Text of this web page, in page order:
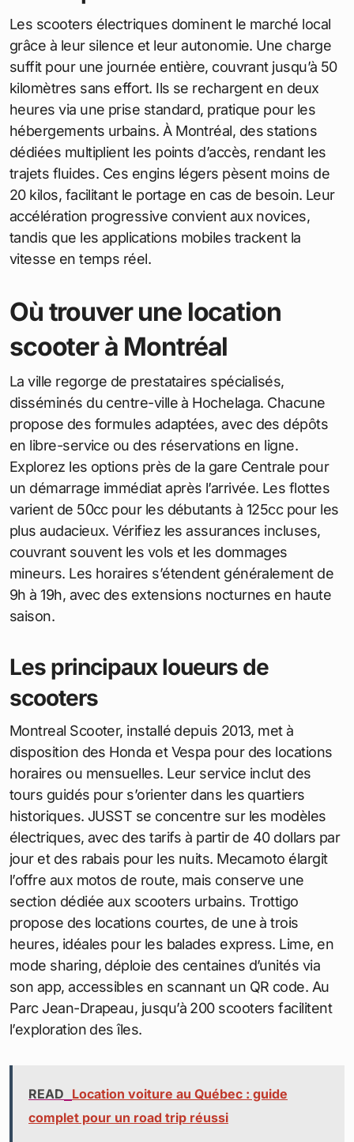
Les scooters électriques dominent le marché local
grâce à leur silence et leur autonomie. Une charge
suffit pour une journée entière, couvrant jusqu’à 50
kilomètres sans effort. Ils se rechargent en deux
heures via une prise standard, pratique pour les
hébergements urbains. À Montréal, des stations
dédiées multiplient les points d’accès, rendant les
trajets fluides. Ces engins légers pèsent moins de
20 kilos, facilitant le portage en cas de besoin. Leur
accélération progressive convient aux novices,
tandis que les applications mobiles trackent la
vitesse en temps réel.
Où trouver une location
scooter à Montréal
La ville regorge de prestataires spécialisés,
disséminés du centre-ville à Hochelaga. Chacune
propose des formules adaptées, avec des dépôts
en libre-service ou des réservations en ligne.
Explorez les options près de la gare Centrale pour
un démarrage immédiat après l’arrivée. Les flottes
varient de 50cc pour les débutants à 125cc pour les
plus audacieux. Vérifiez les assurances incluses,
couvrant souvent les vols et les dommages
mineurs. Les horaires s’étendent généralement de
9h à 19h, avec des extensions nocturnes en haute
saison.
Les principaux loueurs de
scooters
Montreal Scooter, installé depuis 2013, met à
disposition des Honda et Vespa pour des locations
horaires ou mensuelles. Leur service inclut des
tours guidés pour s’orienter dans les quartiers
historiques. JUSST se concentre sur les modèles
électriques, avec des tarifs à partir de 40 dollars par
jour et des rabais pour les nuits. Mecamoto élargit
l’offre aux motos de route, mais conserve une
section dédiée aux scooters urbains. Trottigo
propose des locations courtes, de une à trois
heures, idéales pour les balades express. Lime, en
mode sharing, déploie des centaines d’unités via
son app, accessibles en scannant un QR code. Au
Parc Jean-Drapeau, jusqu’à 200 scooters facilitent
l’exploration des îles.
READ Location voiture au Québec : guide
complet pour un road trip réussi